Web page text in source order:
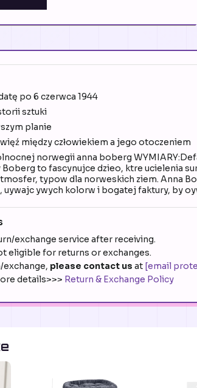
po 6 czerwca 1944
sztuki
planie
między człowiekiem a jego otoczeniem
norwegii anna boberg
to fascynujce dzieo, ktre ucielenia
typow dla norweskich ziem. Anna
ywych kolorw i bogatej faktury, by
exchange service after receiving.
eligible for returns or exchanges.
please contact us at [email
details>>> Return & Exchange Policy